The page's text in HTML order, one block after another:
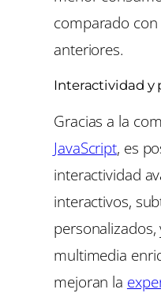
comparado
anteriores.
Interactividad y
Gracias a la
JavaScript, es
interactividad
interactivos,
multimedia
mejoran la